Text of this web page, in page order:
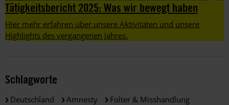
Tätigkeitsbericht 2025: Was wir bewegt haben
Hier mehr erfahren über unsere Aktivitäten und unsere
Highlights des vergangenen Jahres.
Schlagworte
Deutschland Amnesty
Folter & Misshandlung